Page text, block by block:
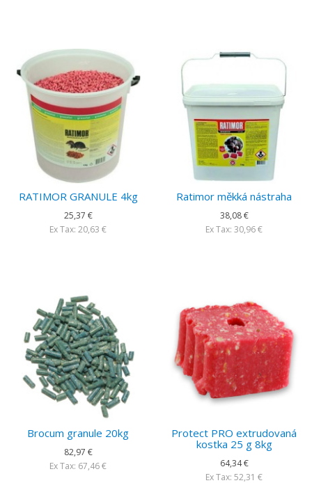
RATIMOR GRANULE 4kg
25,37 €
Ex Tax: 20,63 €
Ratimor měkká nástraha
38,08 €
Ex Tax: 30,96 €
Brocum granule 20kg
82,97 €
Ex Tax: 67,46 €
Protect PRO extrudovaná
kostka 25 g 8kg
64,34 €
Ex Tax: 52,31 €